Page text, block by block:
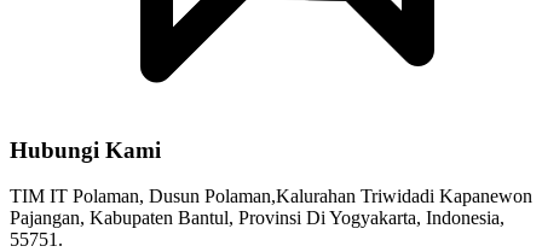
Hubungi Kami
TIM IT Polaman, Dusun Polaman,Kalurahan Triwidadi Kapanewon
Pajangan, Kabupaten Bantul, Provinsi Di Yogyakarta, Indonesia,
55751.